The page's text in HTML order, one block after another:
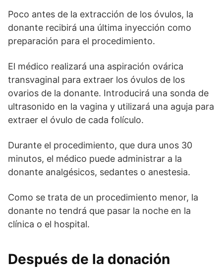
Poco antes de la extracción de los óvulos, la
donante recibirá una última inyección como
preparación para el procedimiento.
El médico realizará una aspiración ovárica
transvaginal para extraer los óvulos de los
ovarios de la donante. Introducirá una sonda de
ultrasonido en la vagina y utilizará una aguja para
extraer el óvulo de cada folículo.
Durante el procedimiento, que dura unos 30
minutos, el médico puede administrar a la
donante analgésicos, sedantes o anestesia.
Como se trata de un procedimiento menor, la
donante no tendrá que pasar la noche en la
clínica o el hospital.
Después de la donación